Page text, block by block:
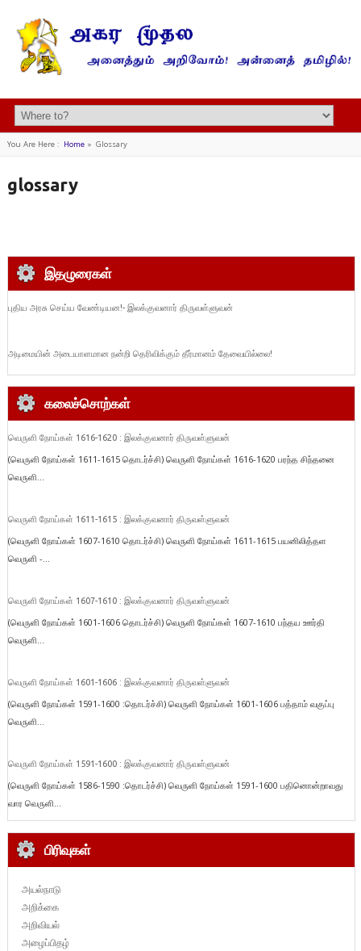
You Are Here : Home» Glossary
glossary
இதழுரைகள்
புதிய அரசு செய்ய வேண்டியன!- இலக்குவனார் திருவள்ளுவன்
அடிமையின் அடையாளமான நன்றி தெரிவிக்கும் தீர்மானம் தேவையில்லை!
கலைச்சொற்கள்
வெருளி நோய்கள் 1616-1620 : இலக்குவனார் திருவள்ளுவன்
(வெருளி நோய்கள் 1611-1615 தொடர்ச்சி) வெருளி நோய்கள் 1616-1620 பரந்த சிந்தனை
வெருளி...
வெருளி நோய்கள் 1611-1615 : இலக்குவனார் திருவள்ளுவன்
(வெருளி நோய்கள் 1607-1610 தொடர்ச்சி) வெருளி நோய்கள் 1611-1615 பயனிலித்தள
வெருளி -...
வெருளி நோய்கள் 1607-1610 : இலக்குவனார் திருவள்ளுவன்
(வெருளி நோய்கள் 1601-1606 தொடர்ச்சி) வெருளி நோய்கள் 1607-1610 பந்தய ஊர்தி
வெருளி...
வெருளி நோய்கள் 1601-1606 : இலக்குவனார் திருவள்ளுவன்
(வெருளி நோய்கள் 1591-1600 :தொடர்ச்சி) வெருளி நோய்கள் 1601-1606 பத்தாம் வகுப்பு
வெருளி...
வெருளி நோய்கள் 1591-1600 : இலக்குவனார் திருவள்ளுவன்
(வெருளி நோய்கள் 1586-1590 :தொடர்ச்சி) வெருளி நோய்கள் 1591-1600 பதினொன்றாவது
வார வெருளி...
பிரிவுகள்
அயல்நாடு
அறிக்கை
அறிவியல்
அழைப்பிதழ்